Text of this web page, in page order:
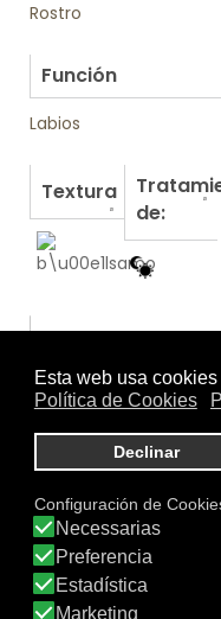
Rostro
Función
Labios
Textura
de: